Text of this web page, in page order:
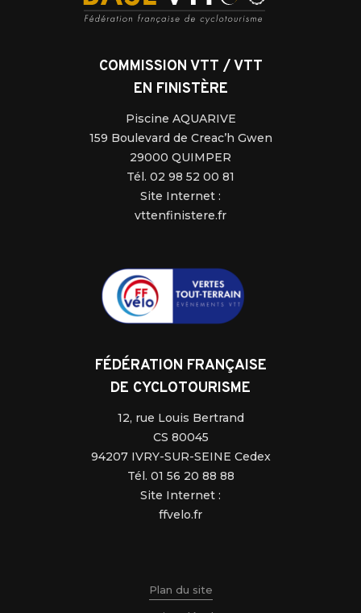
COMMISSION VTT / VTT
EN FINISTÈRE
Piscine AQUARIVE
159 Boulevard de Creac’h Gwen
29000 QUIMPER
Tél. 02 98 52 00 81
Site Internet :
vttenfinistere.fr
FÉDÉRATION FRANÇAISE
DE CYCLOTOURISME
12, rue Louis Bertrand
CS 80045
94207 IVRY-SUR-SEINE Cedex
Tél. 01 56 20 88 88
Site Internet :
ffvelo.fr
Plan du site